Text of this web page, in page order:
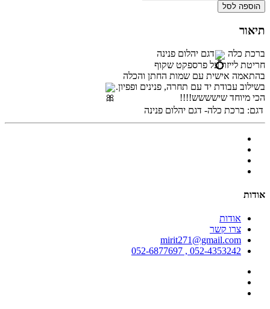
הוספה לסל
תיאור
ברכת כלה
דגם יהלום פנינה
חריטת לייזר על פרספקט שקוף
בהתאמה אישית עם שמות החתן והכלה
בשילוב עבודת יד עם תחרה, פנינים ופפיון.
הכי מיוחד שישששש!!!!
דגם: ברכת כלה- דגם יהלום פנינה
אודות
אודות
צרו קשר
mirit271@gmail.com
052-4353242 , 052-6877697